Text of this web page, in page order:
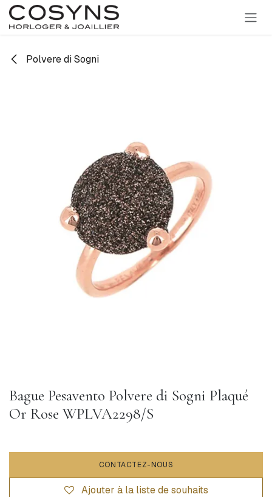
SE RENDRE AU CONTENU
Polvere di Sogni
Bague Pesavento Polvere di Sogni Plaqué
Or Rose WPLVA2298/S
CONTACTEZ-NOUS
Ajouter à la liste de souhaits